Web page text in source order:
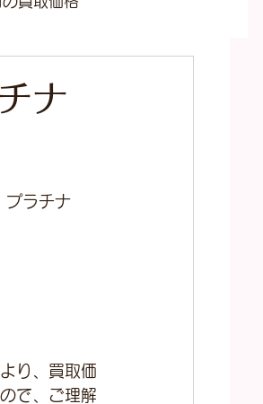
ナ
プラチナ
り、買取価
で、ご理解